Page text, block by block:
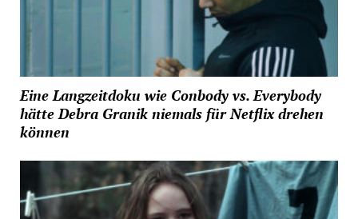
Eine Langzeitdoku wie Conbody vs. Everybody
hätte Debra Granik niemals für Netflix drehen
können